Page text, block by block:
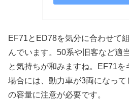
EF71とED78を気分に合わせて
んでいます。50系や旧客など適
と気持ちが和みますね。EF71を
場合には、動力車が3両になっ
の容量に注意が必要です。